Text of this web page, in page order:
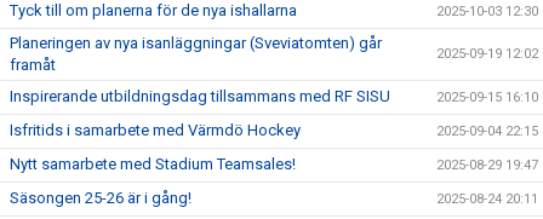
Tyck till om planerna för de nya ishallarna 2025-10-03 12:30
Planeringen av nya isanläggningar (Sveviatomten) går
framåt
2025-09-19 12:02
Inspirerande utbildningsdag tillsammans med RF SISU 2025-09-15 16:10
Isfritids i samarbete med Värmdö Hockey 2025-09-04 22:15
Nytt samarbete med Stadium Teamsales! 2025-08-29 19:47
Säsongen 25-26 är i gång! 2025-08-24 20:11